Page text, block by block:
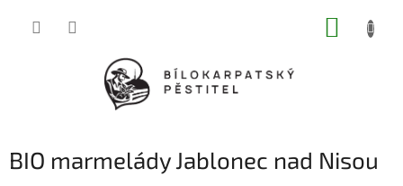
BIO marmelády Jablonec nad Nisou